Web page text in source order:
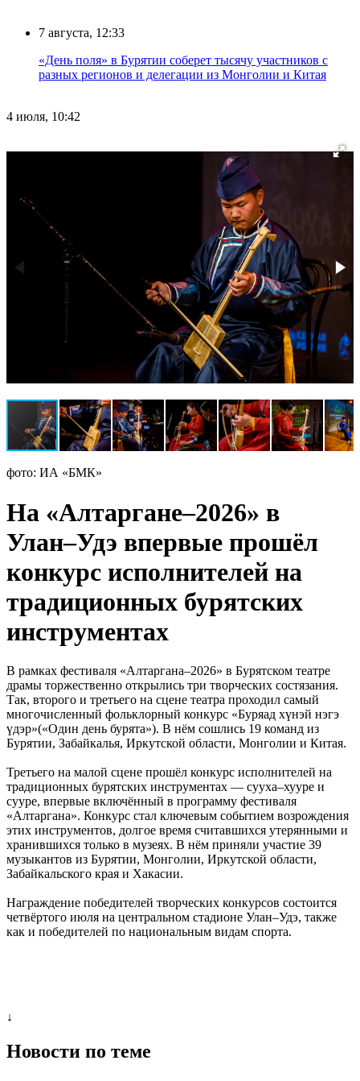
7 августа, 12:33
«День поля» в Бурятии соберет тысячу участников с
разных регионов и делегации из Монголии и Китая
4 июля, 10:42
фото: ИА «БМК»
На «Алтаргане–2026» в
Улан–Удэ впервые прошёл
конкурс исполнителей на
традиционных бурятских
инструментах
В рамках фестиваля «Алтаргана–2026» в Бурятском театре
драмы торжественно открылись три творческих состязания.
Так, второго и третьего на сцене театра проходил самый
многочисленный фольклорный конкурс «Буряад хүнэй нэгэ
үдэр»(«Один день бурята»). В нём сошлись 19 команд из
Бурятии, Забайкалья, Иркутской области, Монголии и Китая.
Третьего на малой сцене прошёл конкурс исполнителей на
традиционных бурятских инструментах — сууха–хууре и
сууре, впервые включённый в программу фестиваля
«Алтаргана». Конкурс стал ключевым событием возрождения
этих инструментов, долгое время считавшихся утерянными и
хранившихся только в музеях. В нём приняли участие 39
музыкантов из Бурятии, Монголии, Иркутской области,
Забайкальского края и Хакасии.
Награждение победителей творческих конкурсов состоится
четвёртого июля на центральном стадионе Улан–Удэ, также
как и победителей по национальным видам спорта.
↓
Новости по теме